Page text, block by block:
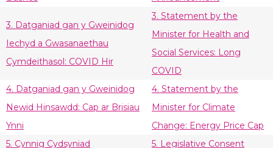
3. Datganiad gan y Gweinidog
Iechyd a Gwasanaethau
Cymdeithasol: COVID Hir
3. Statement by the
Minister for Health and
Social Services: Long
COVID
4. Datganiad gan y Gweinidog
Newid Hinsawdd: Cap ar Brisiau
Ynni
4. Statement by the
Minister for Climate
Change: Energy Price Cap
5. Cynnig Cydsyniad
5. Legislative Consent